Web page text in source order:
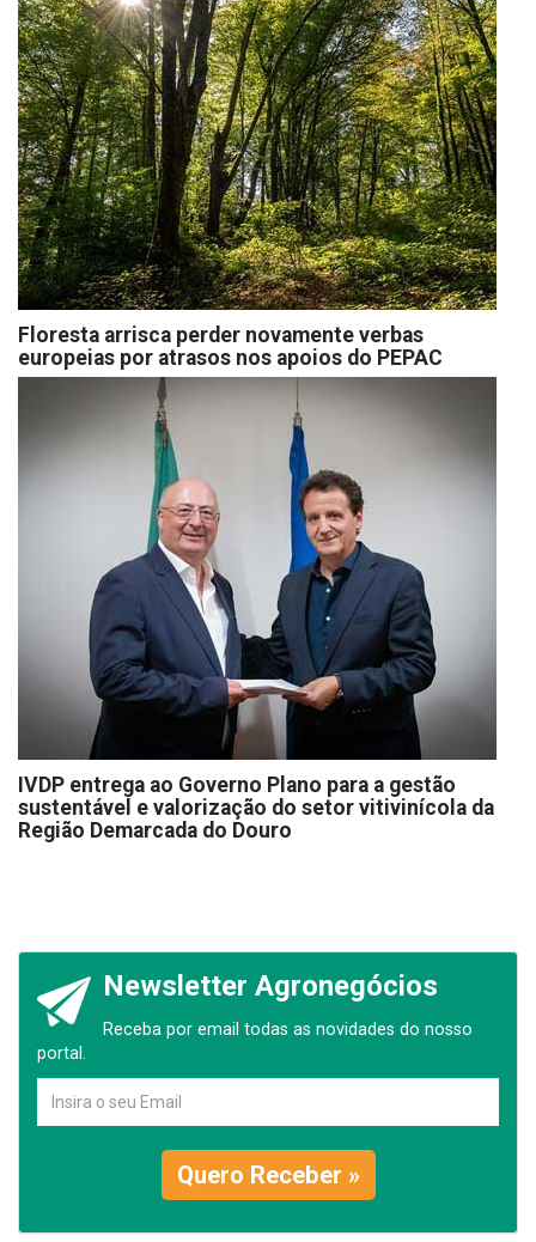
Floresta arrisca perder novamente verbas
europeias por atrasos nos apoios do PEPAC
IVDP entrega ao Governo Plano para a gestão
sustentável e valorização do setor vitivinícola da
Região Demarcada do Douro
Newsletter Agronegócios
Receba por email todas as novidades do nosso
portal.
Quero Receber »